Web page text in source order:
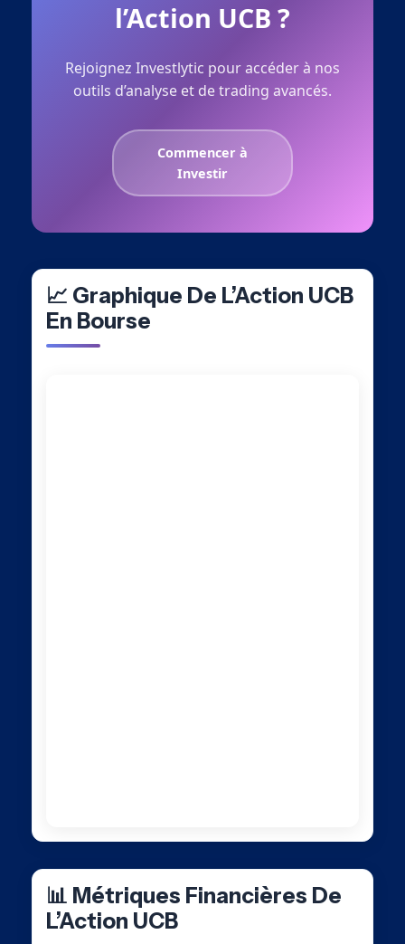
l’Action UCB ?
Rejoignez Investlytic pour accéder à nos
outils d’analyse et de trading avancés.
Commencer à
Investir
📈 Graphique De L’Action UCB
En Bourse
📊 Métriques Financières De
L’Action UCB